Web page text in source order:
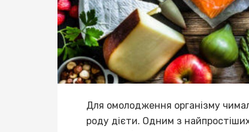
Для омолодження організму
роду дієти. Одним з